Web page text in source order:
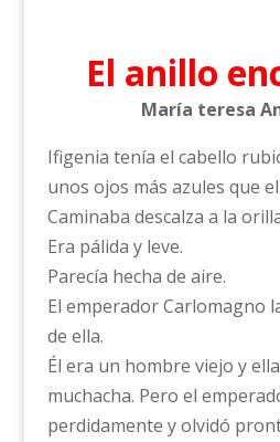
El anillo
María teresa
Ifigenia tenía el cabello
unos ojos más azules que
Caminaba descalza a la
Era pálida y leve.
Parecía hecha de aire.
El emperador Carlomagno
de ella.
Él era un hombre viejo y
muchacha. Pero el
perdidamente y olvidó